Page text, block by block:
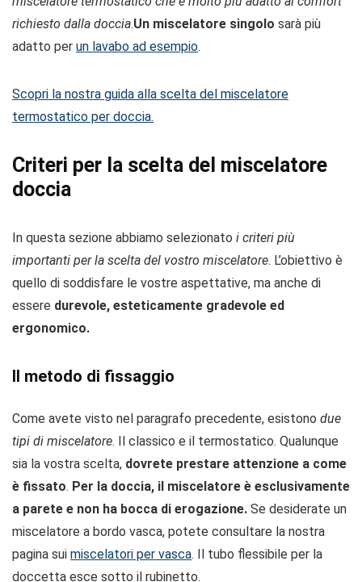
richiesto dalla doccia.Un miscelatore singolo sarà più
adatto per un lavabo ad esempio.
Scopri la nostra guida alla scelta del miscelatore
termostatico per doccia.
Criteri per la scelta del miscelatore
doccia
In questa sezione abbiamo selezionato i criteri più
importanti per la scelta del vostro miscelatore. L’obiettivo è
quello di soddisfare le vostre aspettative, ma anche di
essere durevole, esteticamente gradevole ed
ergonomico.
Il metodo di fissaggio
Come avete visto nel paragrafo precedente, esistono due
tipi di miscelatore. Il classico e il termostatico. Qualunque
sia la vostra scelta, dovrete prestare attenzione a come
è fissato. Per la doccia, il miscelatore è esclusivamente
a parete e non ha bocca di erogazione. Se desiderate un
miscelatore a bordo vasca, potete consultare la nostra
pagina sui miscelatori per vasca. Il tubo flessibile per la
doccetta esce sotto il rubinetto.